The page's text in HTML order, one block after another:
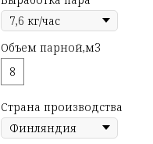
Объем парной,м3
8
Страна производства